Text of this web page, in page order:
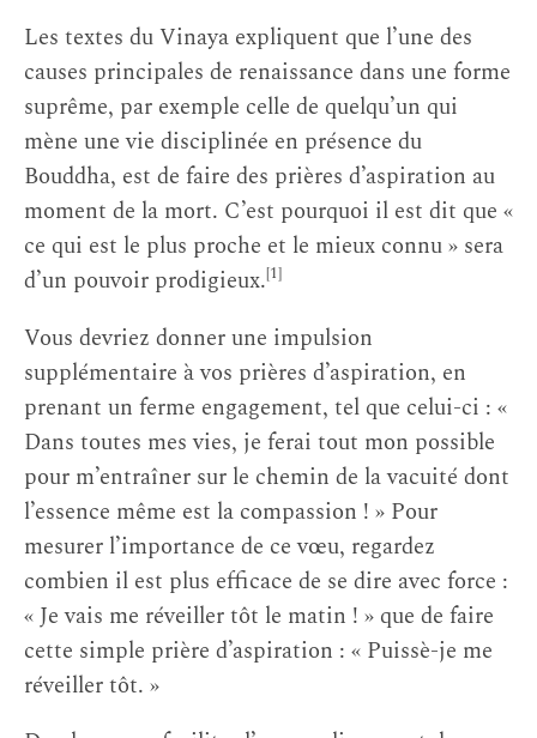
Les textes du Vinaya expliquent que l’une des
causes principales de renaissance dans une forme
suprême, par exemple celle de quelqu’un qui
mène une vie disciplinée en présence du
Bouddha, est de faire des prières d’aspiration au
moment de la mort. C’est pourquoi il est dit que «
ce qui est le plus proche et le mieux connu » sera
d’un pouvoir prodigieux.[1]
Vous devriez donner une impulsion
supplémentaire à vos prières d’aspiration, en
prenant un ferme engagement, tel que celui-ci : «
Dans toutes mes vies, je ferai tout mon possible
pour m’entraîner sur le chemin de la vacuité dont
l’essence même est la compassion ! » Pour
mesurer l’importance de ce vœu, regardez
combien il est plus efficace de se dire avec force :
« Je vais me réveiller tôt le matin ! » que de faire
cette simple prière d’aspiration : « Puissè-je me
réveiller tôt. »